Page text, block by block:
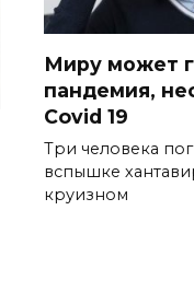
Миру может
пандемия,
Сovid 19
Три человека
вспышке
круизном